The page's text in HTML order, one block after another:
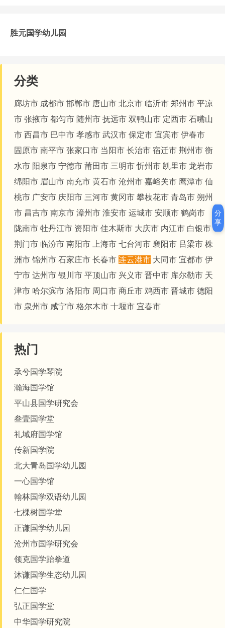
胜元国学幼儿园
分类
廊坊市 成都市 邯郸市 唐山市 北京市 临沂市 郑州市 平凉
市 张掖市 都匀市 随州市 抚远市 双鸭山市 定西市 石嘴山
市 西昌市 巴中市 孝感市 武汉市 保定市 宜宾市 伊春市
固原市 南平市 张家口市 当阳市 长治市 宿迁市 荆州市 衡
水市 阳泉市 宁德市 莆田市 三明市 忻州市 凯里市 龙岩市
绵阳市 眉山市 南充市 黄石市 沧州市 嘉峪关市 鹰潭市 仙
桃市 广安市 庆阳市 三河市 黄冈市 攀枝花市 青岛市 朔州
市 昌吉市 南京市 漳州市 淮安市 运城市 安顺市 鹤岗市
陇南市 牡丹江市 资阳市 佳木斯市 大庆市 内江市 白银市
荆门市 临汾市 南阳市 上海市 七台河市 襄阳市 吕梁市 株
洲市 锦州市 石家庄市 长春市 连云港市 大同市 宜都市 伊
宁市 达州市 银川市 平顶山市 兴义市 晋中市 库尔勒市 天
津市 哈尔滨市 洛阳市 周口市 商丘市 鸡西市 晋城市 德阳
市 泉州市 咸宁市 格尔木市 十堰市 宜春市
热门
承兮国学琴院
瀚海国学馆
平山县国学研究会
叁壹国学堂
礼域府国学馆
传新国学院
北大青岛国学幼儿园
一心国学馆
翰林国学双语幼儿园
七棵树国学堂
正谦国学幼儿园
沧州市国学研究会
领克国学跆拳道
沐谦国学生态幼儿园
仁仁国学
弘正国学堂
中华国学研究院
分
享